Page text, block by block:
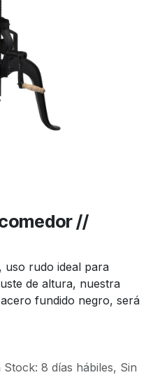
//
uso rudo ideal para
de altura, nuestra
fundido negro, será
Stock: 8 días hábiles, Sin